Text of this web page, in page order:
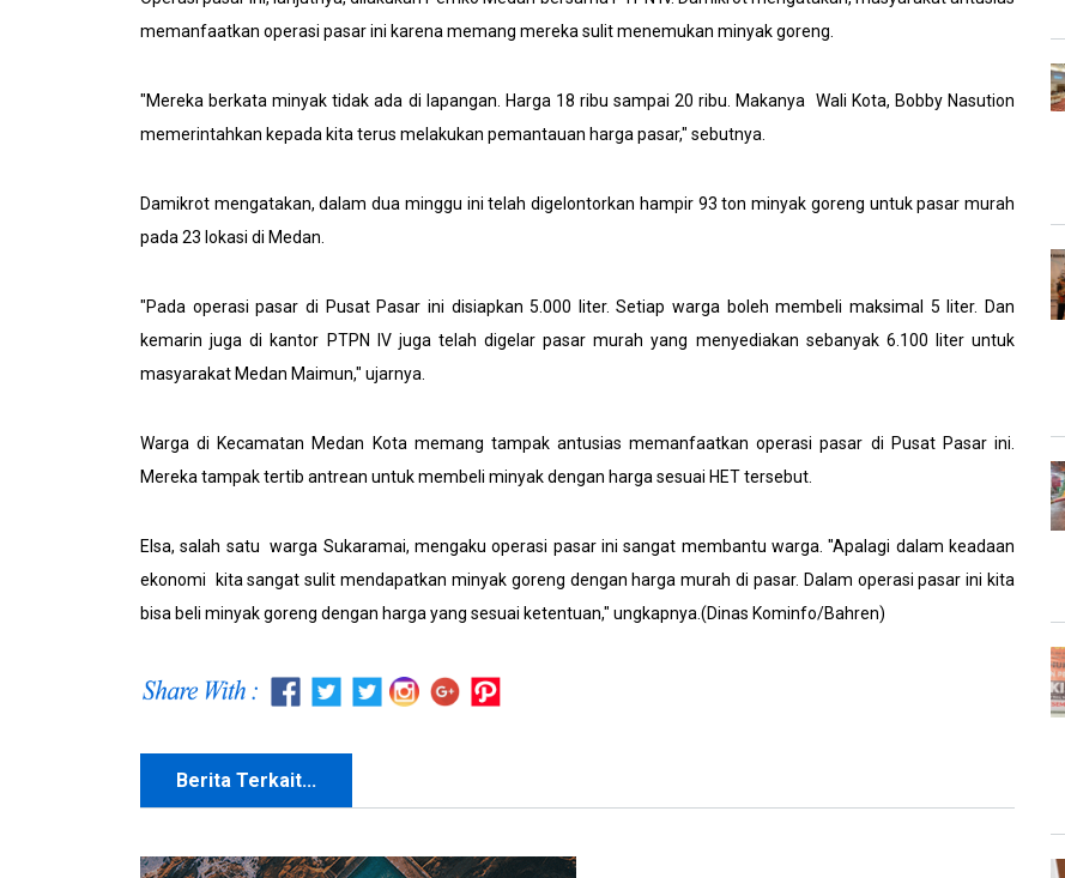
memanfaatkan operasi pasar ini karena memang mereka sulit menemukan minyak goreng.
"Mereka berkata minyak tidak ada di lapangan. Harga 18 ribu sampai 20 ribu. Makanya Wali Kota, Bobby Nasution
memerintahkan kepada kita terus melakukan pemantauan harga pasar," sebutnya.
Damikrot mengatakan, dalam dua minggu ini telah digelontorkan hampir 93 ton minyak goreng untuk pasar murah
pada 23 lokasi di Medan.
"Pada operasi pasar di Pusat Pasar ini disiapkan 5.000 liter. Setiap warga boleh membeli maksimal 5 liter. Dan
kemarin juga di kantor PTPN IV juga telah digelar pasar murah yang menyediakan sebanyak 6.100 liter untuk
masyarakat Medan Maimun," ujarnya.
Warga di Kecamatan Medan Kota memang tampak antusias memanfaatkan operasi pasar di Pusat Pasar ini.
Mereka tampak tertib antrean untuk membeli minyak dengan harga sesuai HET tersebut.
Elsa, salah satu warga Sukaramai, mengaku operasi pasar ini sangat membantu warga. "Apalagi dalam keadaan
ekonomi kita sangat sulit mendapatkan minyak goreng dengan harga murah di pasar. Dalam operasi pasar ini kita
bisa beli minyak goreng dengan harga yang sesuai ketentuan," ungkapnya.(Dinas Kominfo/Bahren)
Berita Terkait...